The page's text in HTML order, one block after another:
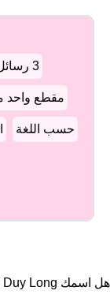
3 رسائل
مقطع واحد
حسب اللغة
هل اسمك Duy Long ؟